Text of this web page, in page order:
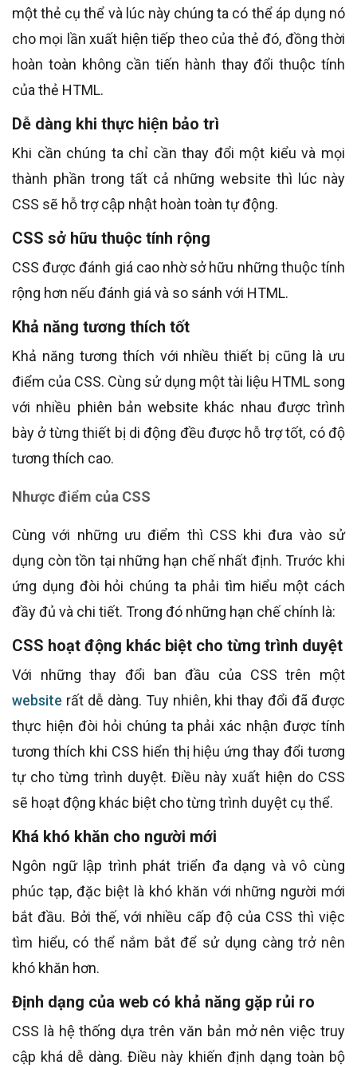
một thẻ cụ thể và lúc này chúng ta có thể áp dụng nó
cho mọi lần xuất hiện tiếp theo của thẻ đó, đồng thời
hoàn toàn không cần tiến hành thay đổi thuộc tính
của thẻ HTML.
Dễ dàng khi thực hiện bảo trì
Khi cần chúng ta chỉ cần thay đổi một kiểu và mọi
thành phần trong tất cả những website thì lúc này
CSS sẽ hỗ trợ cập nhật hoàn toàn tự động.
CSS sở hữu thuộc tính rộng
CSS được đánh giá cao nhờ sở hữu những thuộc tính
rộng hơn nếu đánh giá và so sánh với HTML.
Khả năng tương thích tốt
Khả năng tương thích với nhiều thiết bị cũng là ưu
điểm của CSS. Cùng sử dụng một tài liệu HTML song
với nhiều phiên bản website khác nhau được trình
bày ở từng thiết bị di động đều được hỗ trợ tốt, có độ
tương thích cao.
Nhược điểm của CSS
Cùng với những ưu điểm thì CSS khi đưa vào sử
dụng còn tồn tại những hạn chế nhất định. Trước khi
ứng dụng đòi hỏi chúng ta phải tìm hiểu một cách
đầy đủ và chi tiết. Trong đó những hạn chế chính là:
CSS hoạt động khác biệt cho từng trình duyệt
Với những thay đổi ban đầu của CSS trên một
website rất dễ dàng. Tuy nhiên, khi thay đổi đã được
thực hiện đòi hỏi chúng ta phải xác nhận được tính
tương thích khi CSS hiển thị hiệu ứng thay đổi tương
tự cho từng trình duyệt. Điều này xuất hiện do CSS
sẽ hoạt động khác biệt cho từng trình duyệt cụ thể.
Khá khó khăn cho người mới
Ngôn ngữ lập trình phát triển đa dạng và vô cùng
phúc tạp, đặc biệt là khó khăn với những người mới
bắt đầu. Bởi thế, với nhiều cấp độ của CSS thì việc
tìm hiểu, có thể nắm bắt để sử dụng càng trở nên
khó khăn hơn.
Định dạng của web có khả năng gặp rủi ro
CSS là hệ thống dựa trên văn bản mở nên việc truy
cập khá dễ dàng. Điều này khiến định dạng toàn bộ